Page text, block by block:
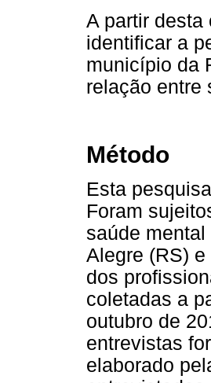
A partir desta
identificar a
município da
relação entre
Método
Esta
Foram
saúde
Alegre (RS)
dos
coletadas a
outubro de
entrevistas
elaborado